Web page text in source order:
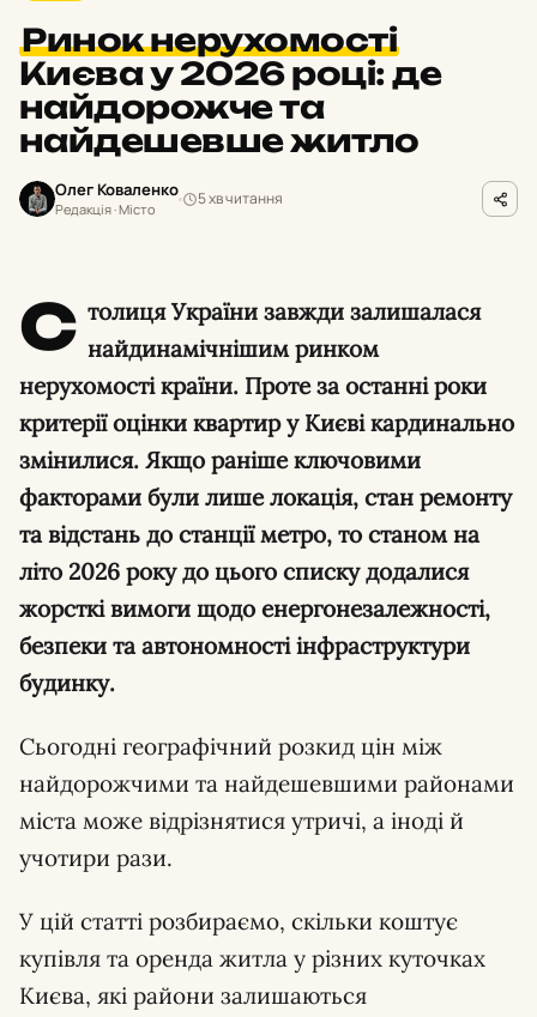
Ринок нерухомості
Києва у 2026 році: де
найдорожче та
найдешевше житло
Олег Коваленко
Редакція · Місто
5 хв читання
С толиця України завжди залишалася
найдинамічнішим ринком
нерухомості країни. Проте за останні роки
критерії оцінки квартир у Києві кардинально
змінилися. Якщо раніше ключовими
факторами були лише локація, стан ремонту
та відстань до станції метро, то станом на
літо 2026 року до цього списку додалися
жорсткі вимоги щодо енергонезалежності,
безпеки та автономності інфраструктури
будинку.
Сьогодні географічний розкид цін між
найдорожчими та найдешевшими районами
міста може відрізнятися утричі, а іноді й
учотири рази.
У цій статті розбираємо, скільки коштує
купівля та оренда житла у різних куточках
Києва, які райони залишаються